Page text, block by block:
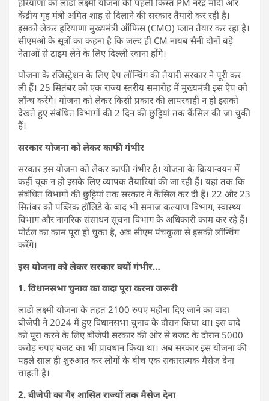
केंद्रीय गृह मंत्री अमित शाह से दिलाने की सरकार तैयारी कर रही है।
इसको लेकर हरियाणा मुख्यमंत्री ऑफिस (CMO) प्लान तैयार कर रहा है।
सीएमओ के सूत्रों का कहना है कि जल्द ही CM नायब सैनी दोनों बड़े
नेताओं से टाइम लेने के लिए दिल्ली रवाना होंगे।
योजना के रजिस्ट्रेशन के लिए ऐप लॉन्चिंग की तैयारी सरकार ने पूरी कर
ली हैं। 25 सितंबर को एक राज्य स्तरीय समारोह में मुख्यमंत्री इस ऐप को
लॉन्च करेंगे। योजना को लेकर किसी प्रकार की लापरवाही न हो इसको
देखते हुए संबंधित विभागों की 2 दिन की छुट्टियां तक कैंसिल की जा चुकी
हैं।
सरकार योजना को लेकर काफी गंभीर
सरकार इस योजना को लेकर काफी गंभीर है। योजना के क्रियान्वयन में
कहीं चूक न हो इसके लिए व्यापक तैयारियां की जा रही हैं। यहां तक कि
संबंधित विभागों की छुट्टियां तक सरकार ने कैंसिल कर दी हैं। 22 और 23
सितंबर को पब्लिक हॉलिडे के बाद भी समाज कल्याण विभाग, स्वास्थ्य
विभाग और नागरिक संसाधन सूचना विभाग के अधिकारी काम कर रहे हैं।
पोर्टल का काम पूरा हो चुका है, अब सीएम पंचकूला से इसकी लॉन्चिंग
करेंगे।
इस योजना को लेकर सरकार क्यों गंभीर…
1. विधानसभा चुनाव का वादा पूरा करना जरूरी
लाडो लक्ष्मी योजना के तहत 2100 रुपए महीना दिए जाने का वादा
बीजेपी ने 2024 में हुए विधानसभा चुनाव के दौरान किया था। इस वादे
को पूरा करने के लिए बीजेपी सरकार की ओर से बजट के दौरान 5000
करोड़ रुपए बजट का भी प्रावधान किया था। अब सरकार इस योजना की
पहले साल ही शुरुआत कर लोगों के बीच एक सकारात्मक मैसेज देना
चाहती है।
2. बीजेपी का गैर शासित राज्यों तक मैसेज देना